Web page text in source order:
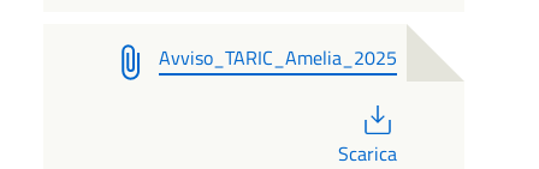
Avviso_TARIC_Amelia_2025
Scarica